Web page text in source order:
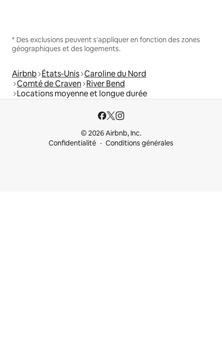
* Des exclusions peuvent s'appliquer en fonction des zones
géographiques et des logements.
Airbnb États-Unis Caroline du Nord
Comté de Craven River Bend
Locations moyenne et longue durée
© 2026 Airbnb, Inc.
Confidentialité
Conditions générales